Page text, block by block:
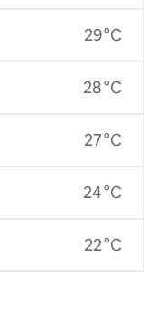
29 °C
28 °C
27 °C
24 °C
22 °C